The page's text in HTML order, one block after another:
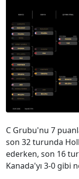
C Grubu'nu 7
son 32 turunda
ederken, son 16
Kanada'yı 3-0 gibi